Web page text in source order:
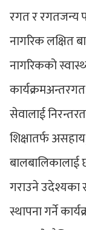
रगत र रगतजन्य
नागरिक लक्षित
नागरिकको
सेवालाई
शिक्षातर्फ
बालबालिकालाई
गराउने उदेश्यका
स्थापना गर्ने